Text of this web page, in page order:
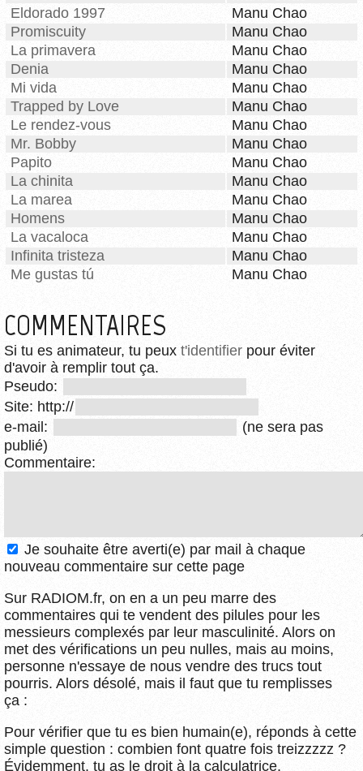
Eldorado 1997
Manu Chao
Promiscuity
Manu Chao
La primavera
Manu Chao
Denia
Manu Chao
Mi vida
Manu Chao
Trapped by Love
Manu Chao
Le rendez-vous
Manu Chao
Mr. Bobby
Manu Chao
Papito
Manu Chao
La chinita
Manu Chao
La marea
Manu Chao
Homens
Manu Chao
La vacaloca
Manu Chao
Infinita tristeza
Manu Chao
Me gustas tú
Manu Chao
COMMENTAIRES
Si tu es animateur, tu peux t'identifier pour éviter
d'avoir à remplir tout ça.
Pseudo:
Site: http://
e-mail:
(ne sera pas
publié)
Commentaire:
Je souhaite être averti(e) par mail à chaque
nouveau commentaire sur cette page
Sur RADIOM.fr, on en a un peu marre des
commentaires qui te vendent des pilules pour les
messieurs complexés par leur masculinité. Alors on
met des vérifications un peu nulles, mais au moins,
personne n'essaye de nous vendre des trucs tout
pourris. Alors désolé, mais il faut que tu remplisses
ça :
Pour vérifier que tu es bien humain(e), réponds à cette
simple question : combien font quatre fois treizzzzz ?
Évidemment, tu as le droit à la calculatrice.